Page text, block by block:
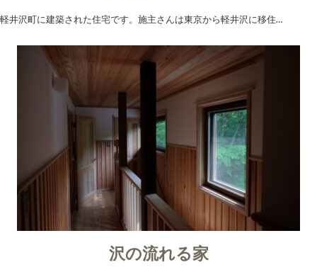
軽井沢町に建築された住宅です。施主さんは東京から軽井沢に移住…
沢の流れる家